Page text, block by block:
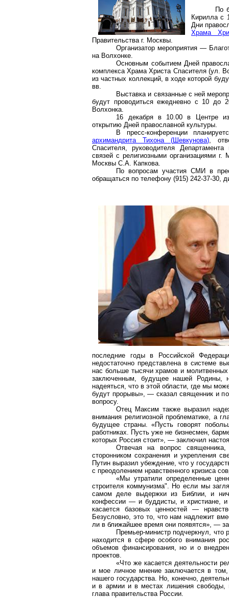
По
Кирилла с
Дни
Храма
Правительства г. Москвы.
Организатор мероприятия —
на Волхонке.
Основным событием Дней
комплекса Храма Христа Спасителя (ул.
из частных коллекций, входе которой
вв.
Выставка и связанные с ней
будут проводиться ежедневно с 10 до
Волхонка.
16 декабря в 10.00 в Центре
открытию Дней православной культуры.
В пресс-конференции
архимандрита Тихона (Шевкунова),
Спасителя, руководителя
связей с религиозными организациями г.
Москвы С.А. Капкова.
По вопросам участия СМИ в
обращаться по телефону (915) 242-37-30,
последние годы в Российской
недостаточно представлена в системе
нас больше тысячи храмов и
заключенным, будущее нашей Родины,
надеяться, что в этой области, где мы
будут прорывы», — сказал священник и
вопросу.
Отец Максим также выразил
внимания религиозной проблематике, а
будущее страны. «Пусть говорят
работниках. Пусть уже не бизнесмен,
которых Россия стоит», — заключил
Отвечая на вопрос священника,
сторонником сохранения и укрепления
Путин выразил убеждение, что у
с преодолением нравственного кризиса
«Мы утратили определенные
строителя коммунизма". Но если мы
самом деле выдержки из Библии, и
конфессии — и буддисты, и христиане,
касается базовых ценностей —
Безусловно, это то, что нам надлежит
ли в ближайшее время они появятся», —
Премьер-министр подчеркнул, что
находится в сфере особого внимания
объемов финансирования, но и о
проектов.
«Что же касается деятельности
и мое личное мнение заключается в
нашего государства. Но, конечно,
и в армии и в местах лишения свободы,
глава правительства России.